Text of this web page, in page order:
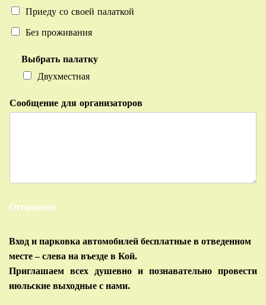
Приеду со своей палаткой
Без проживания
Выбрать палатку
Двухместная
Сообщение для организаторов
Отправить
Вход и парковка автомобилей бесплатные в отведенном
месте – слева на въезде в Кой.
Приглашаем всех душевно и познавательно провести
июльские выходные с нами.